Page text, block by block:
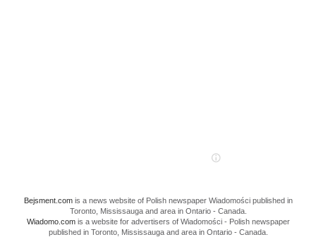
Bejsment.comis a news website of Polish newspaper Wiadomości published in
Toronto, Mississauga and area in Ontario - Canada.
Wiadomo.comis a website for advertisers of Wiadomości - Polish newspaper
published in Toronto, Mississauga and area in Ontario - Canada.